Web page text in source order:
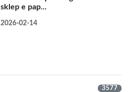
sklep e pap...
2026-02-14
3577